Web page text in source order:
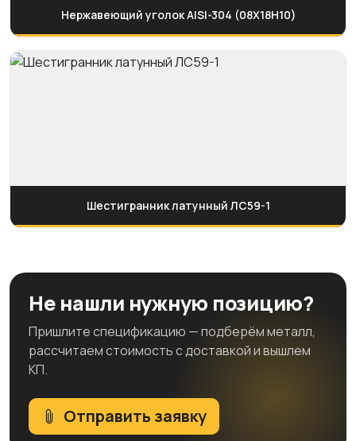
Нержавеющий уголок AISI-304 (08Х18Н10)
Шестигранник латунный ЛС59-1
Не нашли нужную позицию?
Пришлите спецификацию — подберём металл,
рассчитаем стоимость с доставкой и вышлем
КП.
Отправить заявку